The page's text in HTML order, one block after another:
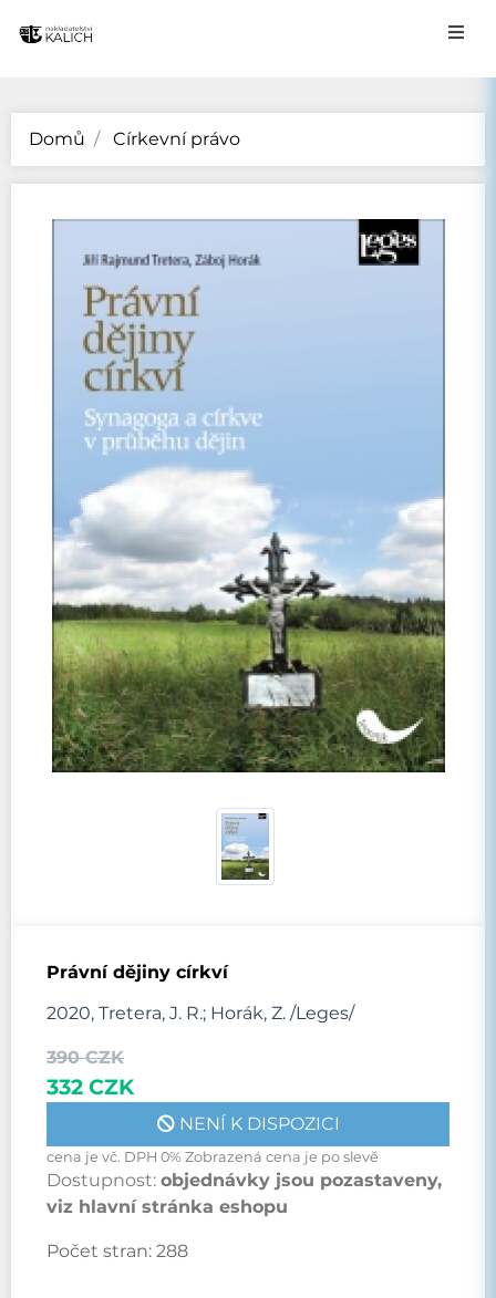
Domů Církevní právo
Právní dějiny církví
2020, Tretera, J. R.; Horák, Z. /Leges/
390 CZK
332 CZK
NENÍ K DISPOZICI
cena je vč. DPH 0% Zobrazená cena je po slevě
Dostupnost: objednávky jsou pozastaveny,
viz hlavní stránka eshopu
Počet stran: 288